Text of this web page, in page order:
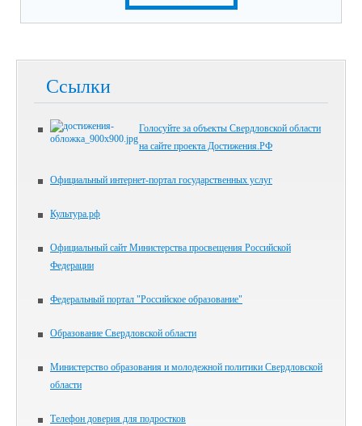
Ссылки
Голосуйте за объекты Свердловской области
на сайте проекта Достижения.РФ
Официальный интернет-портал государственных услуг
Культура.рф
Официальный сайт Министерства просвещения Российской
Федерации
Федеральный портал "Российское образование"
Образование Свердловской области
Министерство образования и молодежной политики Свердловской
области
Телефон доверия для подростков